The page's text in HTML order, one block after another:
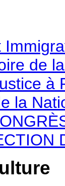
de
à
la